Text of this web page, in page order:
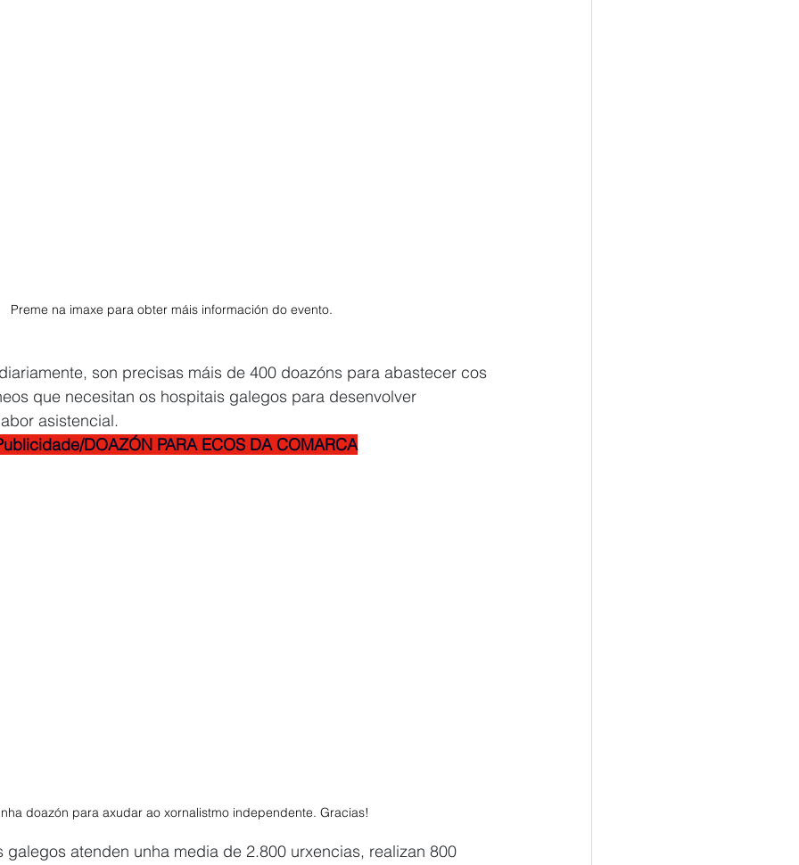
Preme na imaxe para obter máis información do evento.
son precisas máis de 400 doazóns para abastecer cos
que necesitan os hospitais galegos para desenvolver
asistencial.
DOAZÓN PARA ECOS DA COMARCA
doazón para axudar ao xornalistmo independente. Gracias!
galegos atenden unha media de 2.800 urxencias, realizan 800